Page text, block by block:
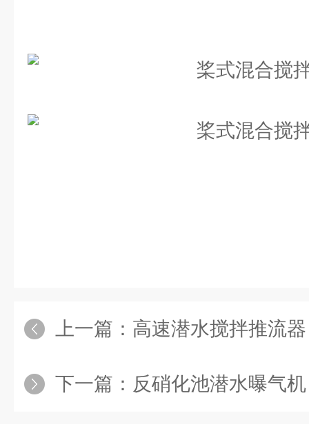
上一篇： 高速潜水搅拌推流器
下一篇： 反硝化池潜水曝气机